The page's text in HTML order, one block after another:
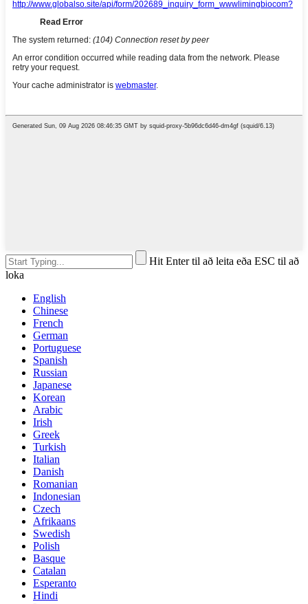
Hit Enter til að leita eða ESC til að
loka
English
Chinese
French
German
Portuguese
Spanish
Russian
Japanese
Korean
Arabic
Irish
Greek
Turkish
Italian
Danish
Romanian
Indonesian
Czech
Afrikaans
Swedish
Polish
Basque
Catalan
Esperanto
Hindi